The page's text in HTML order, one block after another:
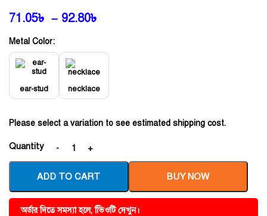
71.05৳ – 92.80৳
Metal Color:
ear-stud necklace
Please select a variation to see estimated shipping cost.
Quantity
ADD TO CART BUY NOW
অর্ডার দিতে সমস্যা হলে, ভিিওটি দেখুন।